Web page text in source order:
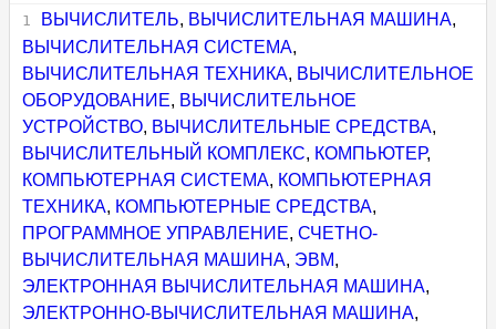
ВЫЧИСЛИТЕЛЬ, ВЫЧИСЛИТЕЛЬНАЯ МАШИНА,
ВЫЧИСЛИТЕЛЬНАЯ СИСТЕМА,
ВЫЧИСЛИТЕЛЬНАЯ ТЕХНИКА, ВЫЧИСЛИТЕЛЬНОЕ
ОБОРУДОВАНИЕ, ВЫЧИСЛИТЕЛЬНОЕ
УСТРОЙСТВО, ВЫЧИСЛИТЕЛЬНЫЕ СРЕДСТВА,
ВЫЧИСЛИТЕЛЬНЫЙ КОМПЛЕКС, КОМПЬЮТЕР,
КОМПЬЮТЕРНАЯ СИСТЕМА, КОМПЬЮТЕРНАЯ
ТЕХНИКА, КОМПЬЮТЕРНЫЕ СРЕДСТВА,
ПРОГРАММНОЕ УПРАВЛЕНИЕ,СЧЕТНО-
ВЫЧИСЛИТЕЛЬНАЯ МАШИНА, ЭВМ,
ЭЛЕКТРОННАЯ ВЫЧИСЛИТЕЛЬНАЯ МАШИНА,
ЭЛЕКТРОННО-ВЫЧИСЛИТЕЛЬНАЯ МАШИНА,